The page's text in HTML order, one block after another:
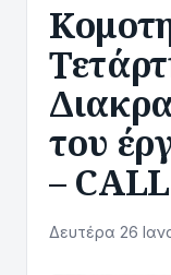
του
– CALL
Δευτέρα 26